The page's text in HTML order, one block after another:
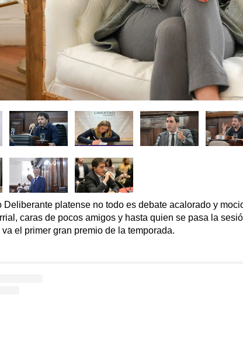
Deliberante platense no todo es debate acalorado y
caras de pocos amigos y hasta quien se pasa la
el primer gran premio de la temporada.